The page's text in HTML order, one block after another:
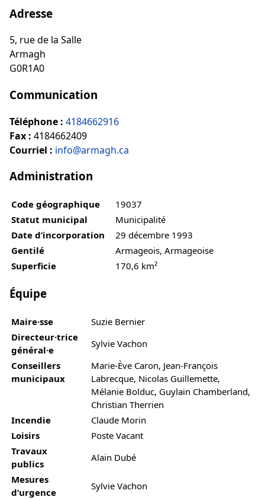
Adresse
5, rue de la Salle
Armagh
G0R1A0
Communication
Téléphone : 4184662916
Fax : 4184662409
Courriel : info@armagh.ca
Administration
Code géographique
19037
Statut municipal
Municipalité
Date d’incorporation
29 décembre 1993
Gentilé
Armageois, Armageoise
Superficie
170,6 km²
Équipe
Maire·sse
Suzie Bernier
Directeur·trice
général·e
Sylvie Vachon
Conseillers
municipaux
Marie-Ève Caron, Jean-François
Labrecque, Nicolas Guillemette,
Mélanie Bolduc, Guylain Chamberland,
Christian Therrien
Incendie
Claude Morin
Loisirs
Poste Vacant
Travaux
publics
Alain Dubé
Mesures
d’urgence
Sylvie Vachon